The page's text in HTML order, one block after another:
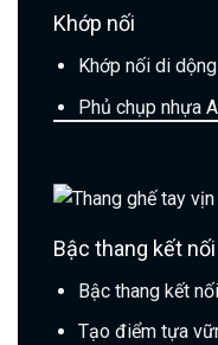
Khớp nối
Khớp nối di
Phủ chụp nhựa
Bậc thang kết nối
Bậc thang kết
Tạo điểm tựa